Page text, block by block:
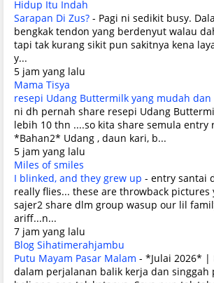
Hidup Itu Indah
Sarapan Di Zus? - Pagi ni sedikit busy.
bengkak tendon yang berdenyut walau
tapi tak kurang sikit pun sakitnya kena
y...
5 jam yang lalu
Mama Tisya
resepi Udang Buttermilk yang mudah dan
ni dh pernah share resepi Udang
lebih 10 thn ....so kita share semula entry
*Bahan2* Udang , daun kari, b...
5 jam yang lalu
Miles of smiles
I blinked, and they grew up - entry santai
really flies... these are throwback pictures
sajer2 share dlm group wasup our lil
ariff...n...
7 jam yang lalu
Blog Sihatimerahjambu
Putu Mayam Pasar Malam - *Julai 2026* |
dalam perjalanan balik kerja dan singgah